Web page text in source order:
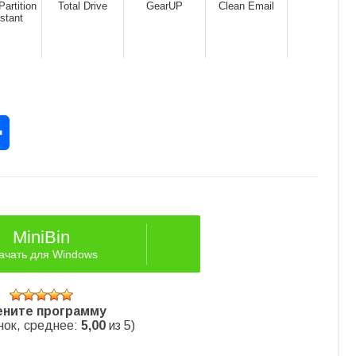
Total Drive GearUP Clean Email
MiniBin
для Windows
программу
среднее:5,00 из 5)